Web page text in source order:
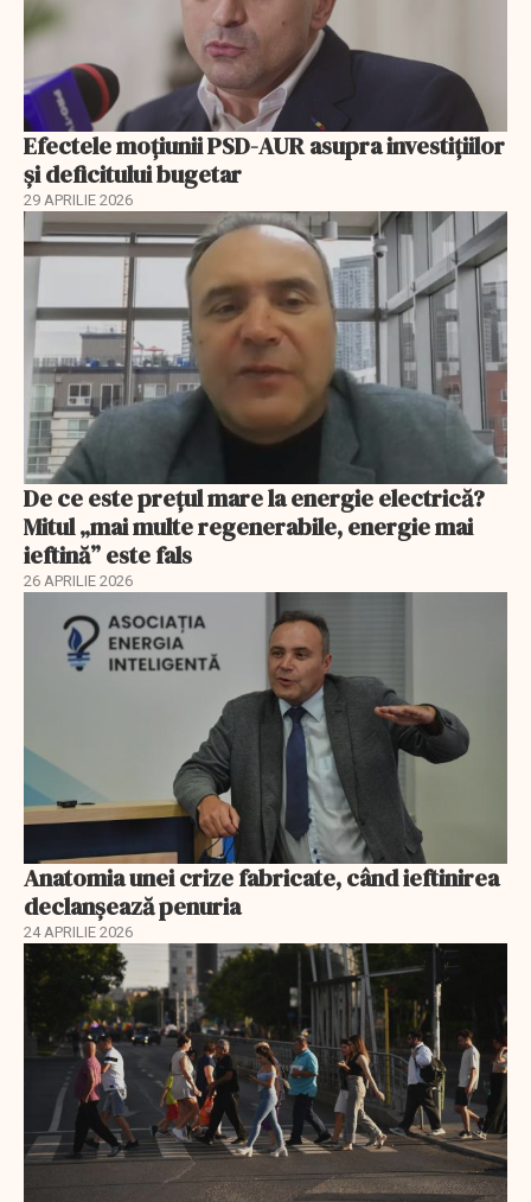
Efectele moțiunii PSD-AUR asupra investițiilor
și deficitului bugetar
29 APRILIE 2026
De ce este prețul mare la energie electrică?
Mitul „mai multe regenerabile, energie mai
ieftină” este fals
26 APRILIE 2026
Anatomia unei crize fabricate, când ieftinirea
declanșează penuria
24 APRILIE 2026